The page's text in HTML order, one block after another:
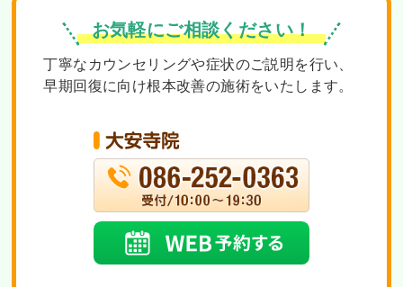
お気軽にご相談ください！
丁寧なカウンセリングや症状のご説明を行い、
早期回復に向け根本改善の施術をいたします。